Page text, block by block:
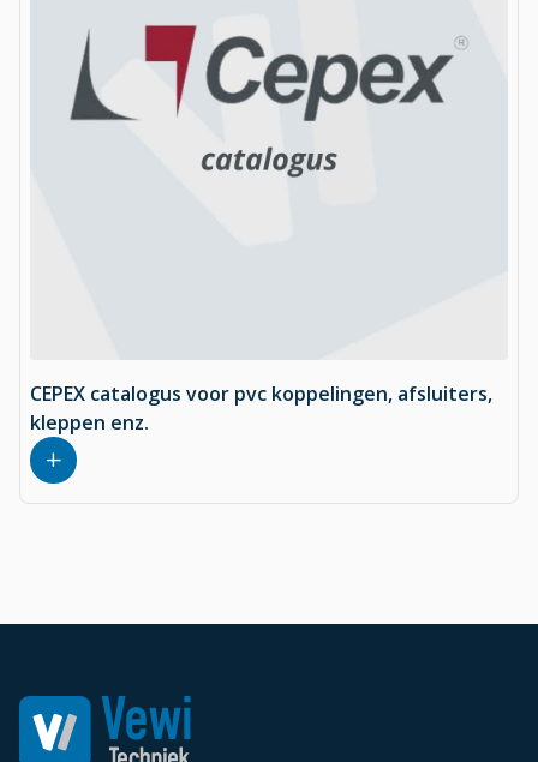
CEPEX catalogus voor pvc koppelingen, afsluiters,
kleppen enz.